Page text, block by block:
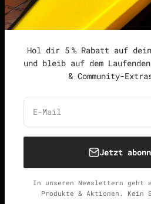
Hol dir 5 % Rabatt auf
und bleib auf dem
& Community-
E-Mail
Jetzt
In unseren Newslettern geht
Produkte & Aktionen. Kein
Geschäftsbedingungen
Deutschland (EUR €) Deutsch
Kontaktinformationen
Impressum